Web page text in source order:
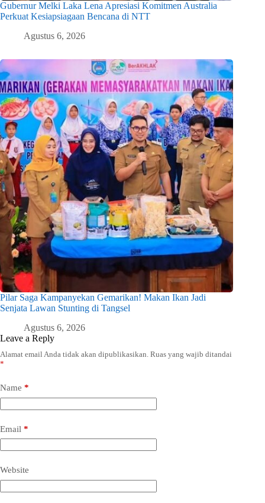
Gubernur Melki Laka Lena Apresiasi Komitmen Australia
Perkuat Kesiapsiagaan Bencana di NTT
Agustus 6, 2026
Pilar Saga Kampanyekan Gemarikan! Makan Ikan Jadi
Senjata Lawan Stunting di Tangsel
Agustus 6, 2026
Leave a Reply
Alamat email Anda tidak akan dipublikasikan. Ruas yang wajib ditandai
*
Name *
Email *
Website